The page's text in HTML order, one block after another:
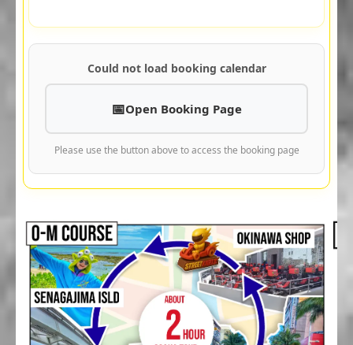
Could not load booking calendar
Open Booking Page
Please use the button above to access the booking page